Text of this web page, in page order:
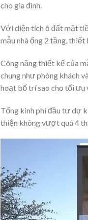
cho gia đình.
Với diện tích ô đất mặt
mẫu nhà ống 2 tầng, thiết
Công năng thiết kế của
chung như phòng khách
hoạt bố trí sao cho tối ưu
Tổng kinh phí đầu tư dự
thiện không vượt quá 4